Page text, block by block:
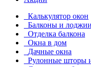
Калькулятор окон
Балконы и лоджии
Отделка балкона
Окна в дом
Дачные окна
Рулонные шторы